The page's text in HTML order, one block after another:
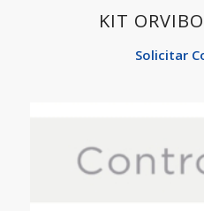
KIT
Solicitar